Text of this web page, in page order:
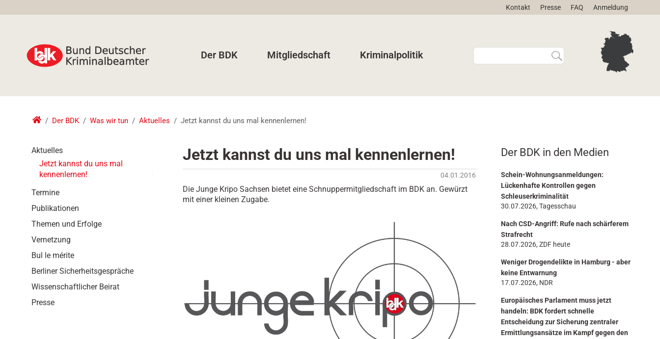
Kontakt Presse FAQ Anmeldung
Der BDK Mitgliedschaft Kriminalpolitik
W
e
s
E
r
c
Der BDK Was wir tun Aktuelles Jetzt kannst du uns mal kennenlernen!
Jetzt kannst du uns mal kennenlernen!
04.01.2016
Die Junge Kripo Sachsen bietet eine Schnuppermitgliedschaft im BDK an. Gewürzt
mit einer kleinen Zugabe.
Aktuelles
Jetzt kannst du uns mal
kennenlernen!
Termine
Publikationen
Themen und Erfolge
Vernetzung
Bul le mérite
Berliner Sicherheitsgespräche
Wissenschaftlicher Beirat
Presse
Der BDK in den Medien
Schein-Wohnungsanmeldungen:
Lückenhafte Kontrollen gegen
Schleuserkriminalität
30.07.2026, Tagesschau
Nach CSD-Angriff: Rufe nach schärferem
Strafrecht
28.07.2026, ZDF heute
Weniger Drogendelikte in Hamburg - aber
keine Entwarnung
17.07.2026, NDR
Europäisches Parlament muss jetzt
handeln: BDK fordert schnelle
Entscheidung zur Sicherung zentraler
Ermittlungsansätze im Kampf gegen den